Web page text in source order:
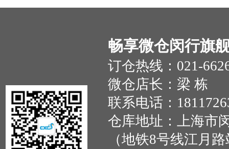
畅享微仓闵行旗
订仓热线：021-
微仓店长：梁 栋
联系电话：
仓库地址：上海市
（地铁8号线江月